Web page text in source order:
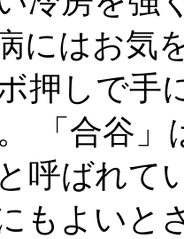
にはお気
押しで手
「合谷
呼ばれて
もよいと